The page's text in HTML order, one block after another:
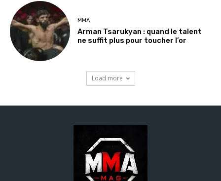
MMA
Arman Tsarukyan : quand le talent
ne suffit plus pour toucher l’or
Load more